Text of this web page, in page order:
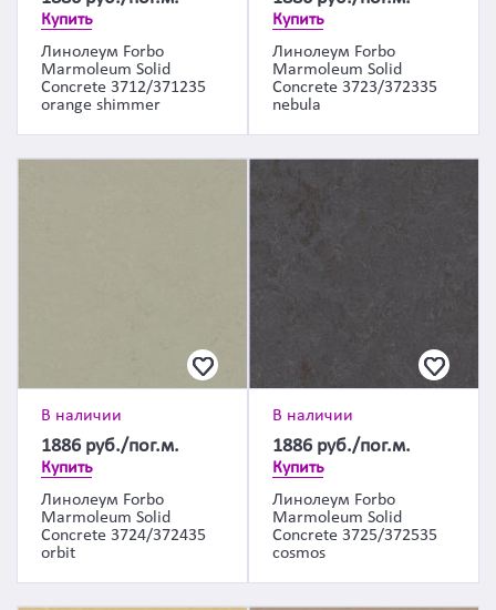
Купить
Линолеум Forbo
Marmoleum Solid
Concrete 3712/371235
orange shimmer
Купить
Линолеум Forbo
Marmoleum Solid
Concrete 3723/372335
nebula
В наличии
1886 руб./пог.м.
Купить
Линолеум Forbo
Marmoleum Solid
Concrete 3724/372435
orbit
В наличии
1886 руб./пог.м.
Купить
Линолеум Forbo
Marmoleum Solid
Concrete 3725/372535
cosmos